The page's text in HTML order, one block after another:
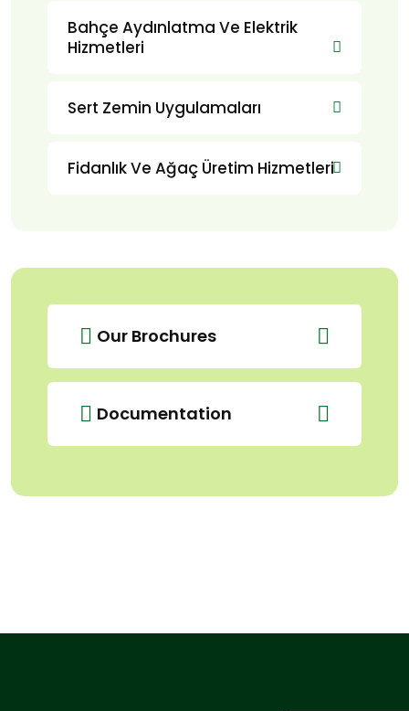
Bahçe Aydınlatma Ve Elektrik
Hizmetleri
Sert Zemin Uygulamaları
Fidanlık Ve Ağaç Üretim Hizmetleri
Our Brochures
Documentation